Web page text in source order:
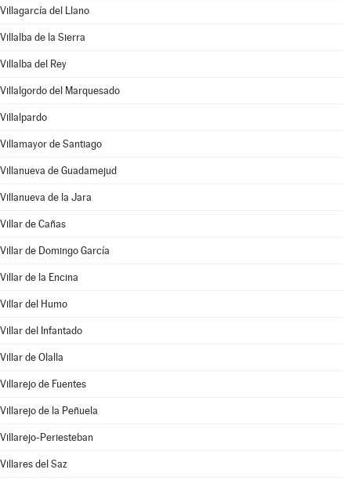
Villagarcía del Llano
Villalba de la Sierra
Villalba del Rey
Villalgordo del Marquesado
Villalpardo
Villamayor de Santiago
Villanueva de Guadamejud
Villanueva de la Jara
Villar de Cañas
Villar de Domingo García
Villar de la Encina
Villar del Humo
Villar del Infantado
Villar de Olalla
Villarejo de Fuentes
Villarejo de la Peñuela
Villarejo-Periesteban
Villares del Saz